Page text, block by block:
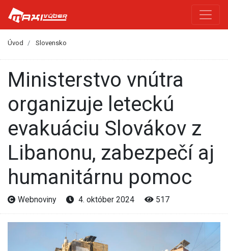
Úvod Slovensko
Ministerstvo vnútra
organizuje leteckú
evakuáciu Slovákov z
Libanonu, zabezpečí aj
humanitárnu pomoc
Webnoviny 4. október 2024 517